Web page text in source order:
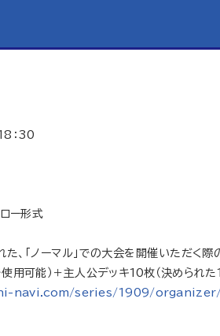
：30
ー形式
、「ノーマル」での大会を開催いただく
用可能）＋主人公デッキ10枚（決められ
navi.com/series/1909/